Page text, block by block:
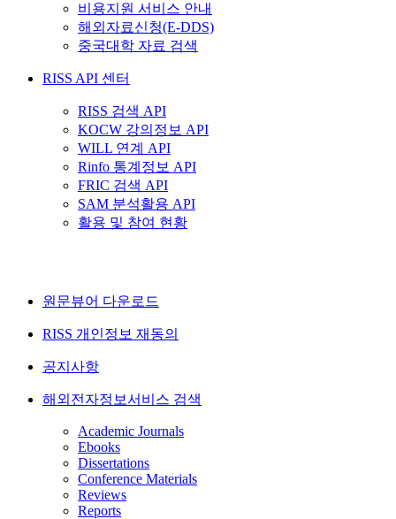
비용지원 서비스 안내
해외자료신청(E-DDS)
중국대학 자료 검색
RISS API 센터
RISS 검색 API
KOCW 강의정보 API
WILL 연계 API
Rinfo 통계정보 API
FRIC 검색 API
SAM 분석활용 API
활용 및 참여 현황
원문뷰어 다운로드
RISS 개인정보 재동의
공지사항
해외전자정보서비스 검색
Academic Journals
Ebooks
Dissertations
Conference Materials
Reviews
Reports